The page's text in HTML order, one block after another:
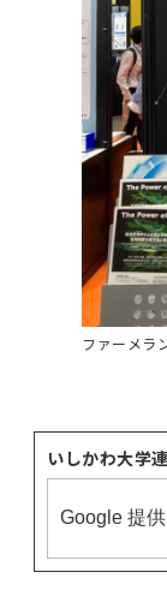
ファーメラ
いしかわ大学